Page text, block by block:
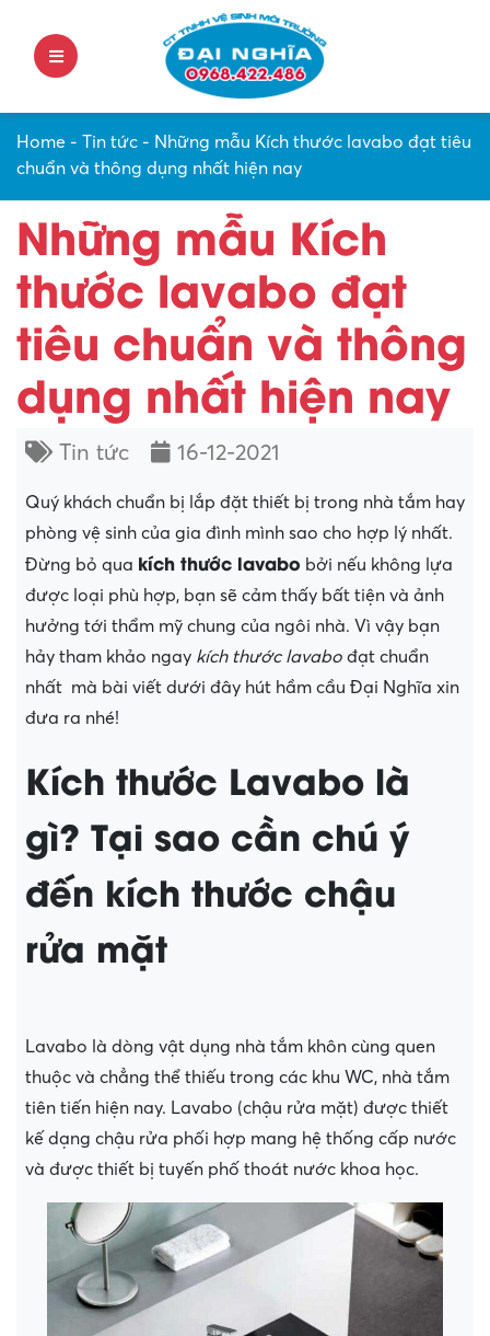
Home - Tin tức - Những mẫu Kích thước lavabo đạt tiêu
chuẩn và thông dụng nhất hiện nay
Những mẫu Kích
thước lavabo đạt
tiêu chuẩn và thông
dụng nhất hiện nay
Tin tức 16-12-2021
Quý khách chuẩn bị lắp đặt thiết bị trong nhà tắm hay
phòng vệ sinh của gia đình mình sao cho hợp lý nhất.
Đừng bỏ qua kích thước lavabo bởi nếu không lựa
được loại phù hợp, bạn sẽ cảm thấy bất tiện và ảnh
hưởng tới thẩm mỹ chung của ngôi nhà. Vì vậy bạn
hảy tham khảo ngay kích thước lavabo đạt chuẩn
nhất mà bài viết dưới đây hút hầm cầu Đại Nghĩa xin
đưa ra nhé!
Kích thước Lavabo là
gì? Tại sao cần chú ý
đến kích thước chậu
rửa mặt
Lavabo là dòng vật dụng nhà tắm khôn cùng quen
thuộc và chẳng thể thiếu trong các khu WC, nhà tắm
tiên tiến hiện nay. Lavabo (chậu rửa mặt) được thiết
kế dạng chậu rửa phối hợp mang hệ thống cấp nước
và được thiết bị tuyến phố thoát nước khoa học.